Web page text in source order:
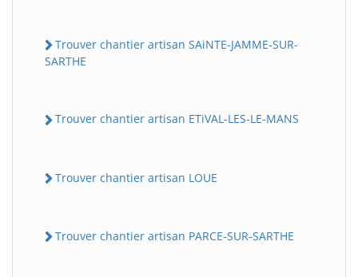
Trouver chantier artisan SAiNTE-JAMME-SUR-
SARTHE
Trouver chantier artisan ETiVAL-LES-LE-MANS
Trouver chantier artisan LOUE
Trouver chantier artisan PARCE-SUR-SARTHE